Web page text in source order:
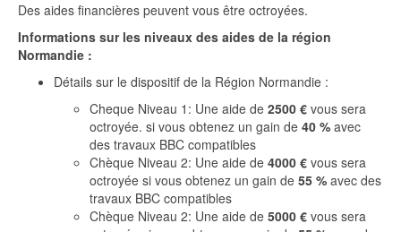
Des aides financières peuvent vous être octroyées.
Informations sur les niveaux des aides de la région
Normandie :
Détails sur le dispositif de la Région Normandie :
Cheque Niveau 1: Une aide de 2500 € vous sera
octroyée. si vous obtenez un gain de 40 % avec
des travaux BBC compatibles
Chèque Niveau 2: Une aide de 4000 € vous sera
octroyée si vous obtenez un gain de 55 % avec des
travaux BBC compatibles
Chèque Niveau 2: Une aide de 5000 € vous sera